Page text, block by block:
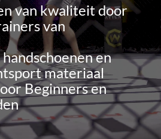
van kwaliteit door
van
en
materiaal
Beginners en